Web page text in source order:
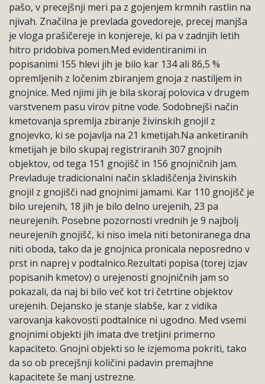
pašo, v precejšnji meri pa z gojenjem krmnih rastlin na
njivah. Značilna je prevlada govedoreje, precej manjša
je vloga prašičereje in konjereje, ki pa v zadnjih letih
hitro pridobiva pomen.Med evidentiranimi in
popisanimi 155 hlevi jih je bilo kar 134 ali 86,5 %
opremljenih z ločenim zbiranjem gnoja z nastiljem in
gnojnice. Med njimi jih je bila skoraj polovica v drugem
varstvenem pasu virov pitne vode. Sodobnejši način
kmetovanja spremlja zbiranje živinskih gnojil z
gnojevko, ki se pojavlja na 21 kmetijah.Na anketiranih
kmetijah je bilo skupaj registriranih 307 gnojnih
objektov, od tega 151 gnojišč in 156 gnojničnih jam.
Prevladuje tradicionalni način skladiščenja živinskih
gnojil z gnojišči nad gnojnimi jamami. Kar 110 gnojišč je
bilo urejenih, 18 jih je bilo delno urejenih, 23 pa
neurejenih. Posebne pozornosti vrednih je 9 najbolj
neurejenih gnojišč, ki niso imela niti betoniranega dna
niti oboda, tako da je gnojnica pronicala neposredno v
prst in naprej v podtalnico.Rezultati popisa (torej izjav
popisanih kmetov) o urejenosti gnojničnih jam so
pokazali, da naj bi bilo več kot tri četrtine objektov
urejenih. Dejansko je stanje slabše, kar z vidika
varovanja kakovosti podtalnice ni ugodno. Med vsemi
gnojnimi objekti jih imata dve tretjini primerno
kapaciteto. Gnojni objekti so le izjemoma pokriti, tako
da so ob precejšnji količini padavin premajhne
kapacitete še manj ustrezne.